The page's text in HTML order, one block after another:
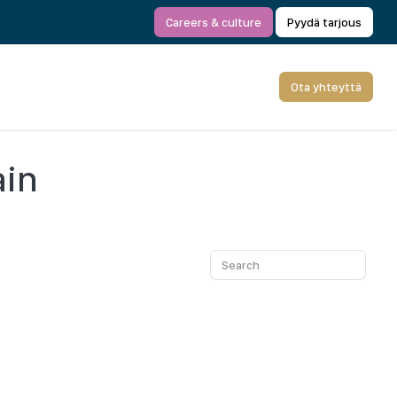
Careers & culture Pyydä tarjous
Ota yhteyttä